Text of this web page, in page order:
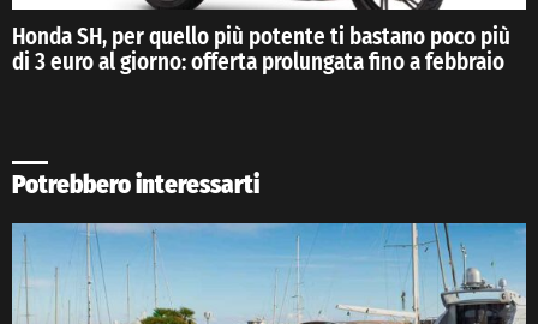
Honda SH, per quello più potente ti bastano poco più
di 3 euro al giorno: offerta prolungata fino a febbraio
Potrebbero interessarti